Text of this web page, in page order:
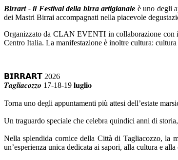
Birrart - il Festival della birra artigianale è uno degli
dei Mastri Birrai accompagnati nella piacevole
Organizzato da CLAN EVENTI in collaborazione con
Centro Italia. La manifestazione è inoltre cultura: cultura
𝗕𝗜𝗥𝗥𝗔𝗥𝗧 2026
𝑻𝒂𝒈𝒍𝒊𝒂𝒄𝒐𝒛𝒛𝒐 17-18-19 𝐥𝐮𝐠𝐥𝐢𝐨
Torna uno degli appuntamenti più attesi dell’estate
Un traguardo speciale che celebra quindici anni di
Nella splendida cornice della Città di Tagliacozzo, la
un’esperienza unica dedicata ai sapori, alla cultura e